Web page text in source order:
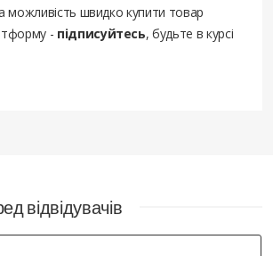
можливість швидко купити товар
- підписуйтесь, будьте в курсі
відвідувачів